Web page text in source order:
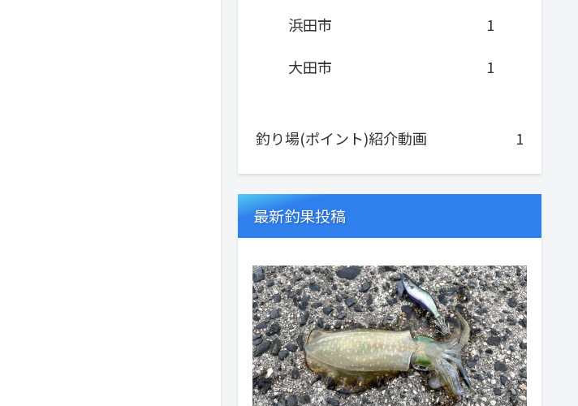
浜田市
1
大田市
1
釣り場(ポイント)紹介動画 1
最新釣果投稿